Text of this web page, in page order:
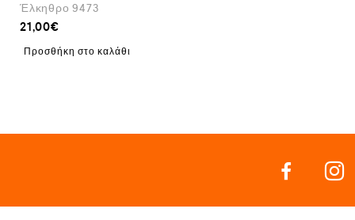
Έλκηθρο 9473
21,00€
Προσθήκη στο καλάθι